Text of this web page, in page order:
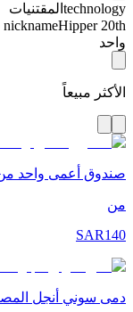
technology المقتنيات
nickname
واحد
الأكثر مبيعاً
صندوق أعمى واحد
من
SAR140
دمى سوني أنجل المصغرة